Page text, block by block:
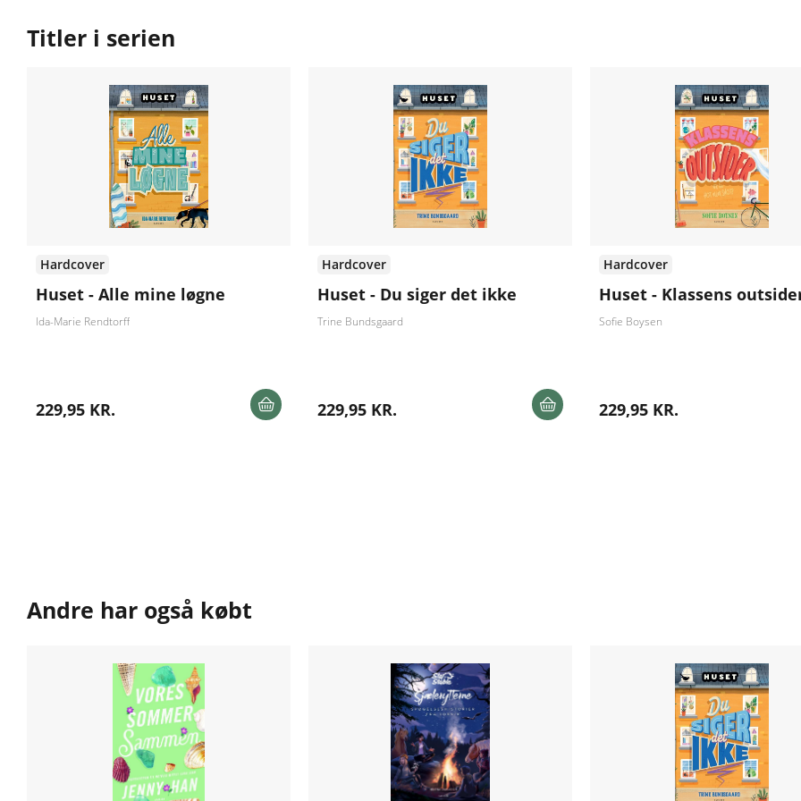
Titler i serien
Hardcover
Huset - Alle mine løgne
Ida-Marie Rendtorff
229,95 KR.
Hardcover
Huset - Du siger det ikke
Trine Bundsgaard
229,95 KR.
Hardcover
Huset - Klassens
Sofie Boysen
229,95 KR.
Andre har også købt